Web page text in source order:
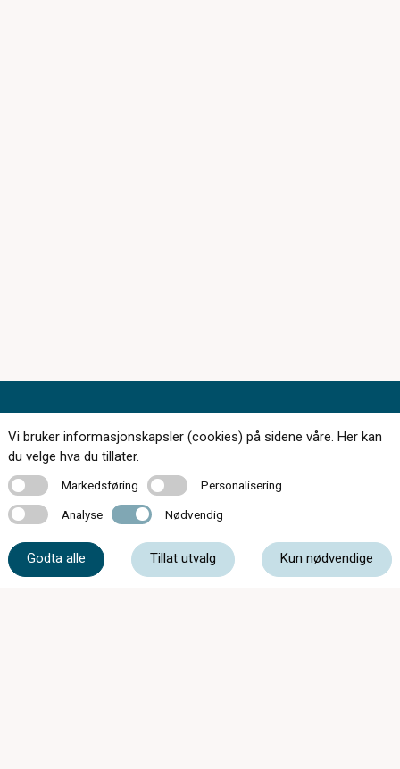
Kontakt oss
32 75 29 55
Vi bruker informasjonskapsler (cookies) på sidene våre. Her kan
du velge hva du tillater.
MarkedsføringMarkedsføring PersonaliseringPersonalisering
Analyse Analyse Nødvendig Nødvendig
Godta alle Tillat utvalg Kun nødvendige